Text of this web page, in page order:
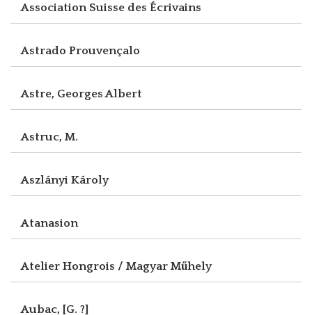
Association Suisse des Écrivains
Astrado Prouvençalo
Astre, Georges Albert
Astruc, M.
Aszlányi Károly
Atanasion
Atelier Hongrois / Magyar Műhely
Aubac, [G. ?]